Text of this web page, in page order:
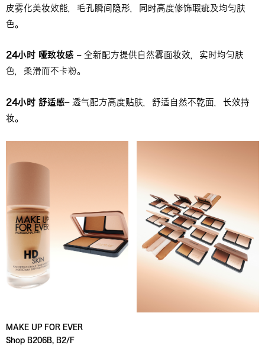
皮雾化美妆效能，毛孔瞬间隐形，同时高度修饰瑕疵及均匀肤
色。
24小时 哑致妆感 – 全新配方提供自然雾面妆效，实时均匀肤
色，柔滑而不卡粉。
24小时 舒适感– 透气配方高度贴肤，舒适自然不亁面，长效持
妆。
MAKE UP FOR EVER
Shop B206B, B2/F